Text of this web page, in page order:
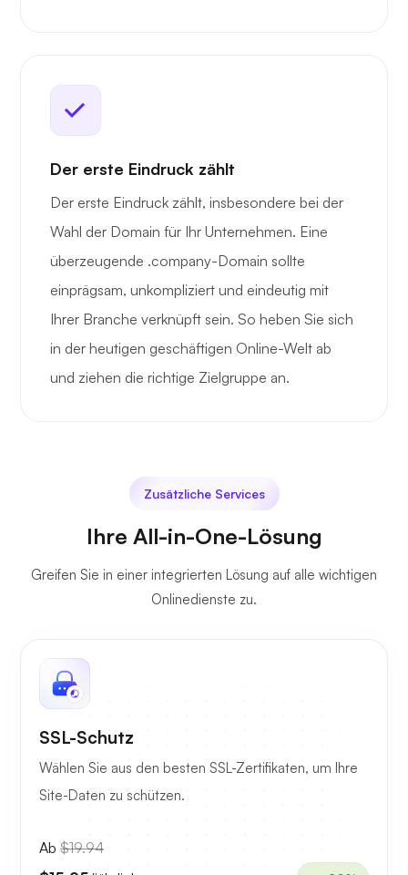
Der erste Eindruck zählt
Der erste Eindruck zählt, insbesondere bei der
Wahl der Domain für Ihr Unternehmen. Eine
überzeugende .company-Domain sollte
einprägsam, unkompliziert und eindeutig mit
Ihrer Branche verknüpft sein. So heben Sie sich
in der heutigen geschäftigen Online-Welt ab
und ziehen die richtige Zielgruppe an.
Zusätzliche Services
Ihre All-in-One-Lösung
Greifen Sie in einer integrierten Lösung auf alle wichtigen
Onlinedienste zu.
SSL-Schutz
Wählen Sie aus den besten SSL-Zertifikaten, um Ihre
Site-Daten zu schützen.
Ab $19.94